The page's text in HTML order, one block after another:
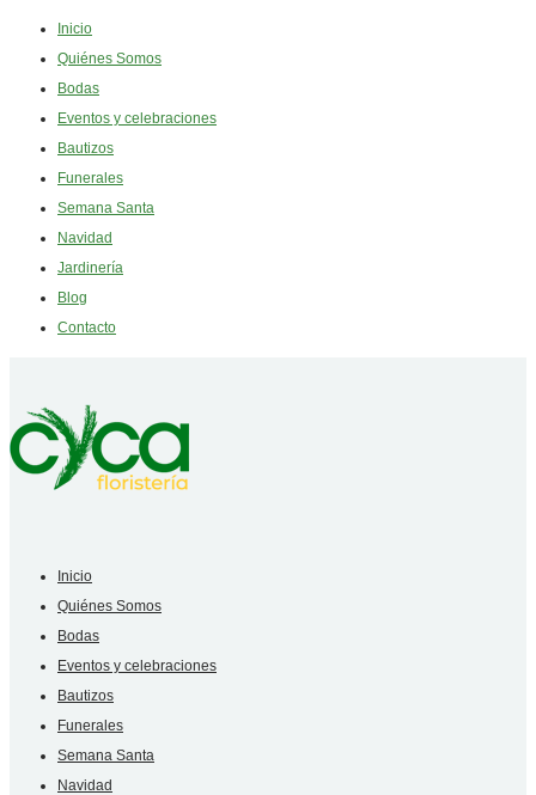
Inicio
Quiénes Somos
Bodas
Eventos y celebraciones
Bautizos
Funerales
Semana Santa
Navidad
Jardinería
Blog
Contacto
Inicio
Quiénes Somos
Bodas
Eventos y celebraciones
Bautizos
Funerales
Semana Santa
Navidad